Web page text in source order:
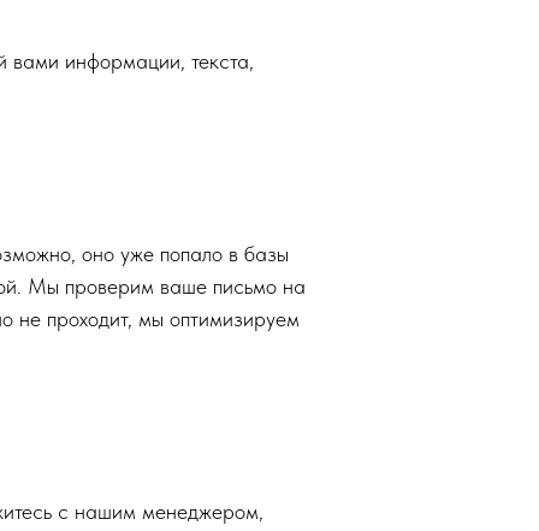
вами информации, текста,
оно уже попало в базы
Мы проверим ваше письмо на
не проходит, мы оптимизируем
с нашим менеджером,